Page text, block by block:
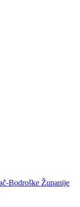
Bodroške Županije